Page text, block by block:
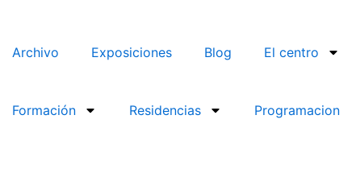
Archivo Exposiciones Blog El centro
Formación Residencias Programacion